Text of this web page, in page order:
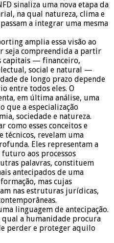
sinaliza uma nova etapa da
na qual natureza, clima e
a integrar uma mesma
amplia essa visão ao
seja compreendida a partir
capitais — financeiro,
social e natural —
de longo prazo depende
entre todos eles. O
em última análise, uma
que a especialização
sociedade e natureza.
como esses conceitos e
técnicos, revelam uma
Eles representam a
aos processos
palavras, constituem
antecipados de uma
mas cujas
nas estruturas jurídicas,
linguagem de antecipação.
a humanidade procura
perder e proteger aquilo